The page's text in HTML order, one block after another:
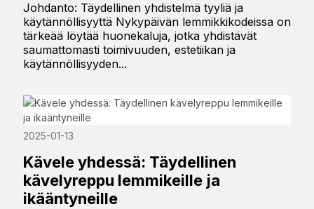
Johdanto: Täydellinen yhdistelmä tyyliä ja
käytännöllisyyttä Nykypäivän lemmikkikodeissa on
tärkeää löytää huonekaluja, jotka yhdistävät
saumattomasti toimivuuden, estetiikan ja
käytännöllisyyden...
2025-01-13
Kävele yhdessä: Täydellinen
kävelyreppu lemmikeille ja
ikääntyneille